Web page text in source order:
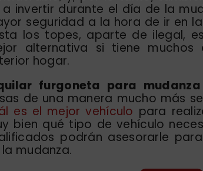
invertir durante el día de la
seguridad a la hora de ir en
los topes, aparte de ilegal,
alternativa si tiene muchos
hogar.
furgoneta para mudanza
de una manera mucho más
es el mejor vehículo para
bien qué tipo de vehículo
podrán asesorarle
mudanza.